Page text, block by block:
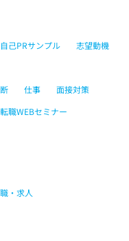
自己PRサンプル
志望動機
仕事
面接対策
転職WEBセミナー
・求人